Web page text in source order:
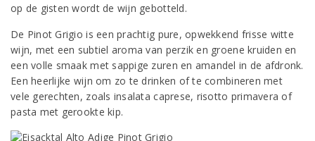
op de gisten wordt de wijn gebotteld.
De Pinot Grigio is een prachtig pure, opwekkend frisse witte
wijn, met een subtiel aroma van perzik en groene kruiden en
een volle smaak met sappige zuren en amandel in de afdronk.
Een heerlijke wijn om zo te drinken of te combineren met
vele gerechten, zoals insalata caprese, risotto primavera of
pasta met gerookte kip.